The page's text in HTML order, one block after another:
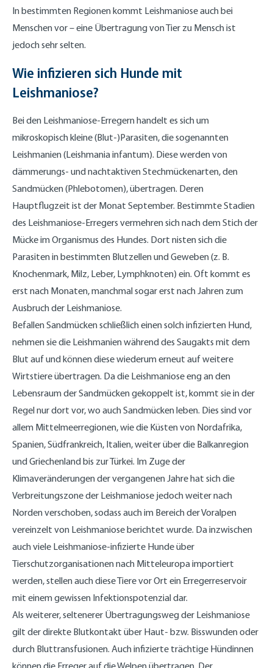
In bestimmten Regionen kommt Leishmaniose auch bei
Menschen vor – eine Übertragung von Tier zu Mensch ist
jedoch sehr selten.
Wie infizieren sich Hunde mit
Leishmaniose?
Bei den Leishmaniose-Erregern handelt es sich um
mikroskopisch kleine (Blut-)Parasiten, die sogenannten
Leishmanien (Leishmania infantum). Diese werden von
dämmerungs- und nachtaktiven Stechmückenarten, den
Sandmücken (Phlebotomen), übertragen. Deren
Hauptflugzeit ist der Monat September. Bestimmte Stadien
des Leishmaniose-Erregers vermehren sich nach dem Stich der
Mücke im Organismus des Hundes. Dort nisten sich die
Parasiten in bestimmten Blutzellen und Geweben (z. B.
Knochenmark, Milz, Leber, Lymphknoten) ein. Oft kommt es
erst nach Monaten, manchmal sogar erst nach Jahren zum
Ausbruch der Leishmaniose.
Befallen Sandmücken schließlich einen solch infizierten Hund,
nehmen sie die Leishmanien während des Saugakts mit dem
Blut auf und können diese wiederum erneut auf weitere
Wirtstiere übertragen. Da die Leishmaniose eng an den
Lebensraum der Sandmücken gekoppelt ist, kommt sie in der
Regel nur dort vor, wo auch Sandmücken leben. Dies sind vor
allem Mittelmeerregionen, wie die Küsten von Nordafrika,
Spanien, Südfrankreich, Italien, weiter über die Balkanregion
und Griechenland bis zur Türkei. Im Zuge der
Klimaveränderungen der vergangenen Jahre hat sich die
Verbreitungszone der Leishmaniose jedoch weiter nach
Norden verschoben, sodass auch im Bereich der Voralpen
vereinzelt von Leishmaniose berichtet wurde. Da inzwischen
auch viele Leishmaniose-infizierte Hunde über
Tierschutzorganisationen nach Mitteleuropa importiert
werden, stellen auch diese Tiere vor Ort ein Erregerreservoir
mit einem gewissen Infektionspotenzial dar.
Als weiterer, seltenerer Übertragungsweg der Leishmaniose
gilt der direkte Blutkontakt über Haut- bzw. Bisswunden oder
durch Bluttransfusionen. Auch infizierte trächtige Hündinnen
können die Erreger auf die Welpen übertragen. Der